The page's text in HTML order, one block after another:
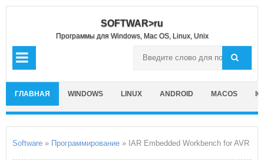
SOFTWAR>ru
Программы для Windows, Mac OS, Linux, Unix
ГЛАВНАЯ WINDOWS LINUX ANDROID MACOS
Software » Программирование » IAR Embedded Workbench for AVR